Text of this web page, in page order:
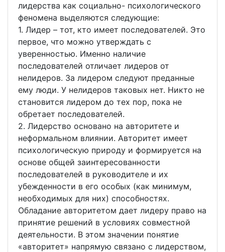
лидерства как социально- психологического
феномена выделяются следующие:
1. Лидер – тот, кто имеет последователей. Это
первое, что можно утверждать с
уверенностью. Именно наличие
последователей отличает лидеров от
нелидеров. За лидером следуют преданные
ему люди. У нелидеров таковых нет. Никто не
становится лидером до тех пор, пока не
обретает последователей.
2. Лидерство основано на авторитете и
неформальном влиянии. Авторитет имеет
психологическую природу и формируется на
основе общей заинтересованности
последователей в руководителе и их
убежденности в его особых (как минимум,
необходимых для них) способностях.
Обладание авторитетом дает лидеру право на
принятие решений в условиях совместной
деятельности. В этом значении понятие
«авторитет» напрямую связано с лидерством,